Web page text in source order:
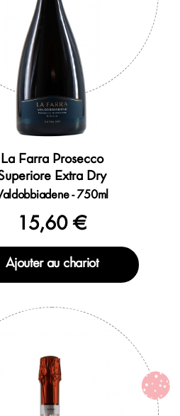
La Farra Prosecco
Extra Dry
- 750ml
15,60 €
Ajouter au chariot